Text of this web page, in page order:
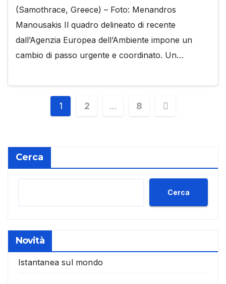
(Samothrace, Greece) – Foto: Menandros
Manousakis Il quadro delineato di recente
dall’Agenzia Europea dell’Ambiente impone un
cambio di passo urgente e coordinato. Un…
Paginazione
articoli
1 2 … 8
Cerca
Cerca
Novità
Istantanea sul mondo